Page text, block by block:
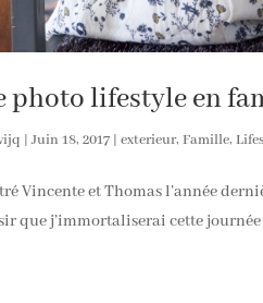
photo lifestyle en
|Juin 18, 2017|exterieur,Famille,
Vincente et Thomas l’année
que j’immortaliserai cette journée